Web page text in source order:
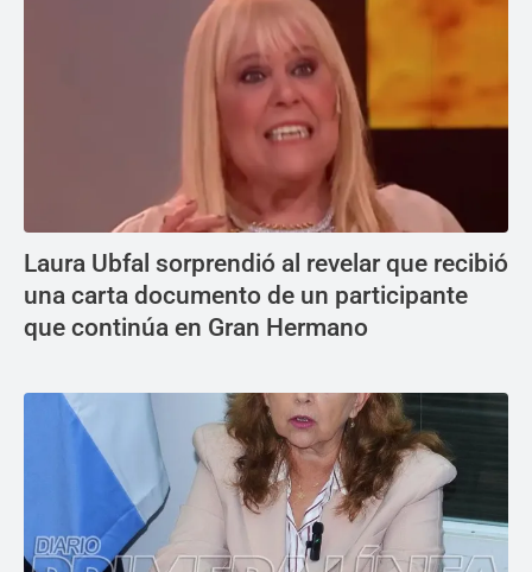
Laura Ubfal sorprendió al revelar que recibió
una carta documento de un participante
que continúa en Gran Hermano